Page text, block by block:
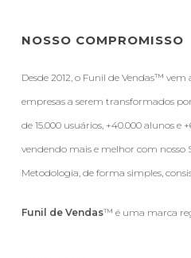
NOSSO COMPROMISSO
Desde 2012, o Funil de Vendas™ vem
empresas a serem transformados
de 15.000 usuários, +40.000 alunos e
vendendo mais e melhor com nosso
Metodologia, de forma simples,
Funil de Vendas™ é uma marca